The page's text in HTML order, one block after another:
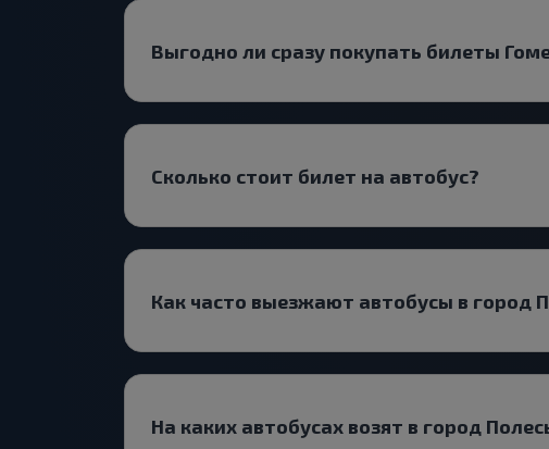
Выгодно ли сразу покупать билеты
Сколько стоит билет на автобус?
Как часто выезжают автобусы в город
На каких автобусах возят в город